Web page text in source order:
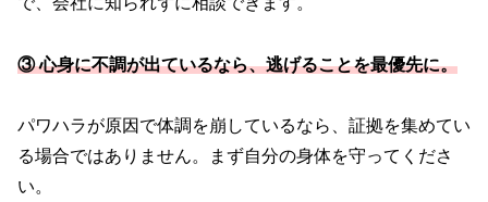
③ 心身に不調が出ているなら、逃げることを最優先に。
パワハラが原因で体調を崩しているなら、証拠を集めてい
る場合ではありません。まず自分の身体を守ってくださ
い。